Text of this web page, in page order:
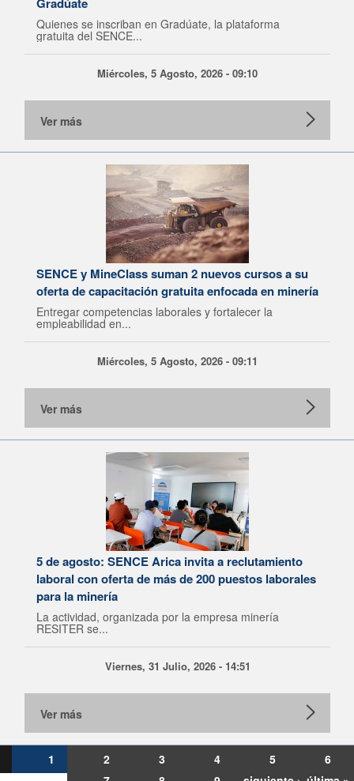
Quienes se inscriban en Gradúate, la plataforma
gratuita del SENCE...
Miércoles, 5 Agosto, 2026 - 09:10
Ver más
SENCE y MineClass suman 2 nuevos cursos a su
oferta de capacitación gratuita enfocada en minería
Entregar competencias laborales y fortalecer la
empleabilidad en...
Miércoles, 5 Agosto, 2026 - 09:11
Ver más
5 de agosto: SENCE Arica invita a reclutamiento
laboral con oferta de más de 200 puestos laborales
para la minería
La actividad, organizada por la empresa minería
RESITER se...
Viernes, 31 Julio, 2026 - 14:51
Ver más
1 2 3 4 5
6